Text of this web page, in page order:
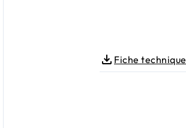
Fiche technique